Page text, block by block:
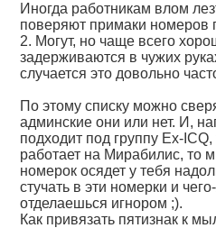
Иногда работникам влом
поверяют примаки номеров
2. Могут, но чаще всего
задерживаются в чужих
случается это довольно
По этому списку можно
админские они или нет. И,
подходит под группу Ex-
работает на Мирабилис, то
номерок осядет у тебя
стучать в эти номерки и
отделаешься игнором ;).
Как привязать пятизнак к